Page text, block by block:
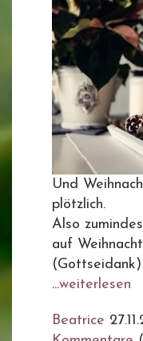
Und
plötzlich.
Also
auf
...weiterlesen
Beatrice